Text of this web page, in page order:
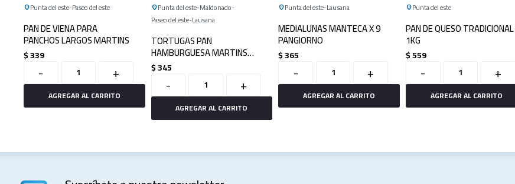
Punta del este Paseo del este
PAN DE VIENA PARA
PANCHOS LARGOS MARTINS
$339
- +
Punta del este Maldonado
Paseo del este Lausana
TORTUGAS PAN
HAMBURGUESA MARTINS
(PAPA) X 8
$345
- +
Punta del este Lausana
MEDIALUNAS MANTECA X 9
PANGIORNO
$365
- +
Punta del este
PAN DE QUESO TRADICIONAL
1KG
$559
- +